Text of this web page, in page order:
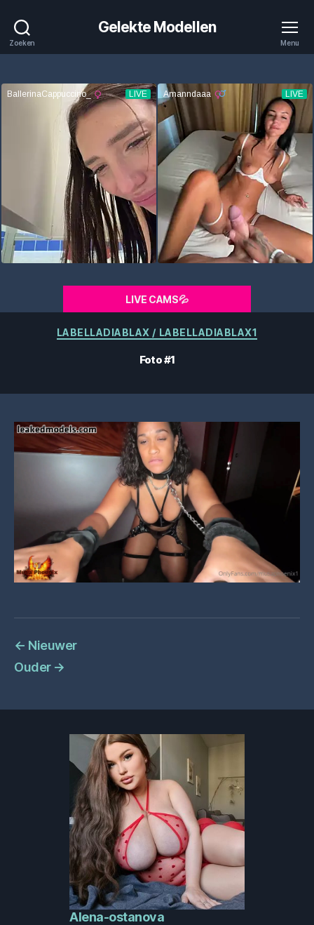
Zoeken
Gelekte Modellen
Menu
LIVE CAMS💦
Categorieën
LABELLADIABLAX / LABELLADIABLAX1
Foto #1
← Nieuwer
Ouder →
Alena-ostanova